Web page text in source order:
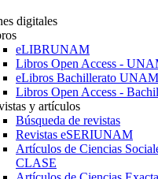
digitales
eLIBRUNAM
Libros Open Access -
eLibros Bachillerato UNAM
Libros Open Access -
y artículos
Búsqueda de revistas
Revistas eSERIUNAM
Artículos de Ciencias
CLASE